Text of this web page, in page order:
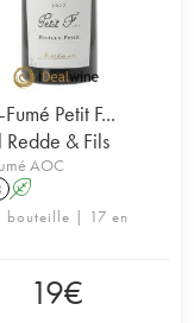
Petit F...
& Fils
AOC
A
bouteille | 17 en
19€